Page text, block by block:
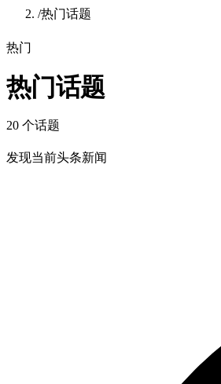
/热门话题
热门
热门话题
20 个话题
发现当前头条新闻